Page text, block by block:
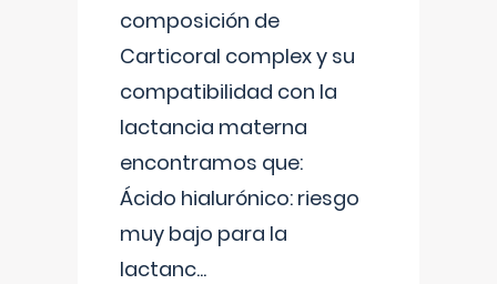
composición de
Carticoral complex y su
compatibilidad con la
lactancia materna
encontramos que:
Ácido hialurónico: riesgo
muy bajo para la
lactanc...